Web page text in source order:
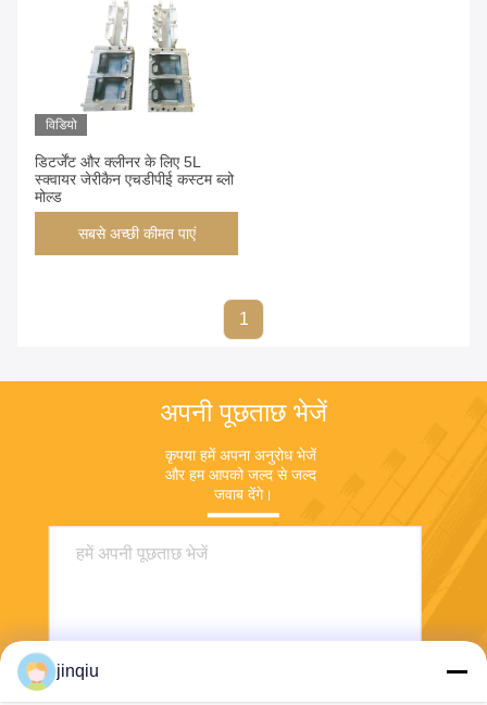
विडियो
डिटर्जेंट और क्लीनर के लिए 5L
स्क्वायर जेरीकैन एचडीपीई कस्टम ब्लो
मोल्ड
सबसे अच्छी कीमत पाएं
1
अपनी पूछताछ भेजें
कृपया हमें अपना अनुरोध भेजें
और हम आपको जल्द से जल्द
जवाब देंगे।
jinqiu